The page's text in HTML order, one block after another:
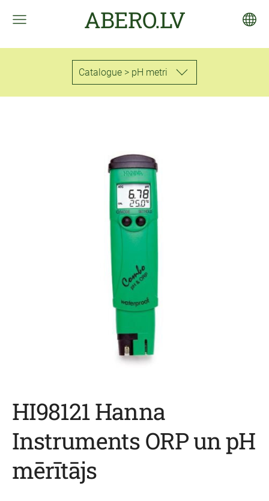
ABERO.LV
Catalogue > pH metri
HI98121 Hanna
Instruments ORP un pH
mērītājs